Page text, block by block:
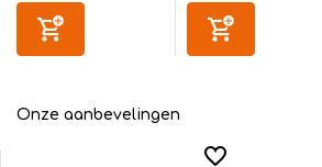
Onze aanbevelingen